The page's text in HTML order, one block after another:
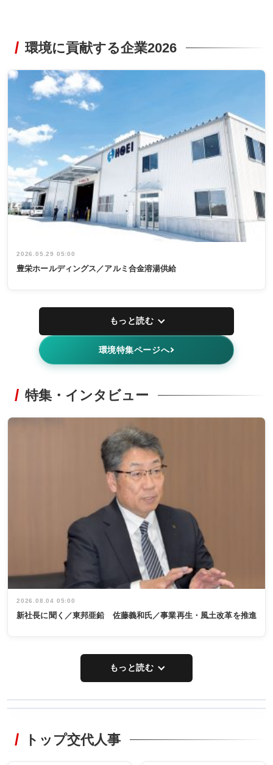
環境に貢献する企業2026
2026.05.29 05:00
豊栄ホールディングス／アルミ合金溶湯供給
もっと読む
環境特集ページへ
特集・インタビュー
2026.08.04 05:00
新社長に聞く／東邦亜鉛 佐藤義和氏／事業再生・風土改革を推進
もっと読む
非鉄業界で
タックトレー
トップ交代人事